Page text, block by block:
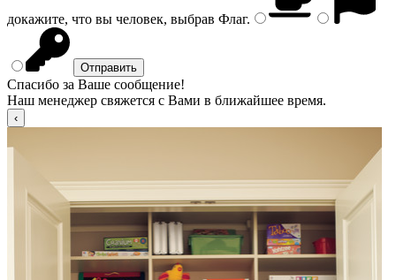
докажите, что вы человек, выбрав Флаг.
Спасибо за Ваше сообщение!
Наш менеджер свяжется с Вами в ближайшее время.